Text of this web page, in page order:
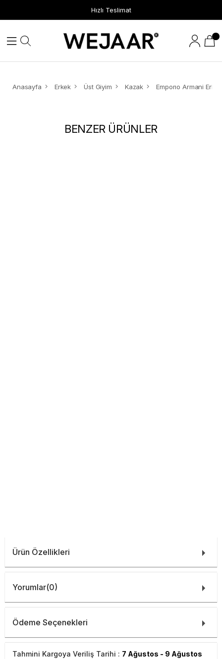
Hızlı Teslimat
Anasayfa Erkek Üst Giyim Kazak
BENZER ÜRÜNLER
Ürün Özellikleri
Yorumlar(0)
Ödeme Seçenekleri
Tahmini Kargoya Veriliş Tarihi : 7 Ağustos - 9 Ağustos